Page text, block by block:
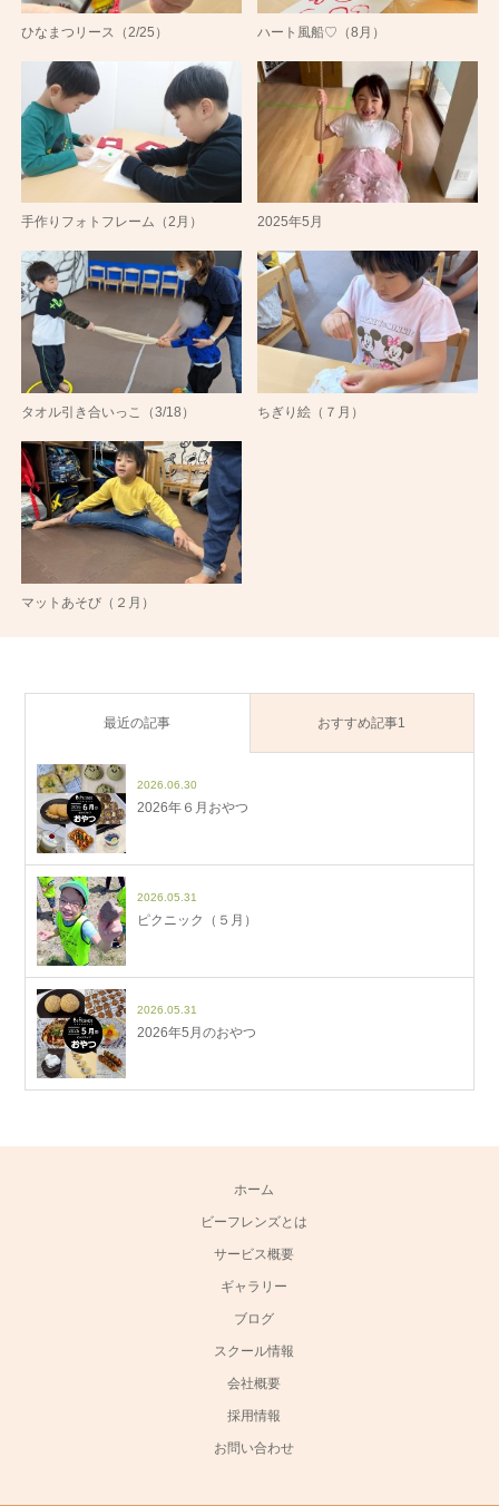
ひなまつリース（2/25） ハート風船♡（8月）
手作りフォトフレーム（2月） 2025年5月
タオル引き合いっこ（3/18） ちぎり絵（７月）
マットあそび（２月）
最近の記事 おすすめ記事1
2026.06.30
2026年６月おやつ
2026.05.31
ピクニック（５月）
2026.05.31
2026年5月のおやつ
ホーム
ビーフレンズとは
サービス概要
ギャラリー
ブログ
スクール情報
会社概要
採用情報
お問い合わせ